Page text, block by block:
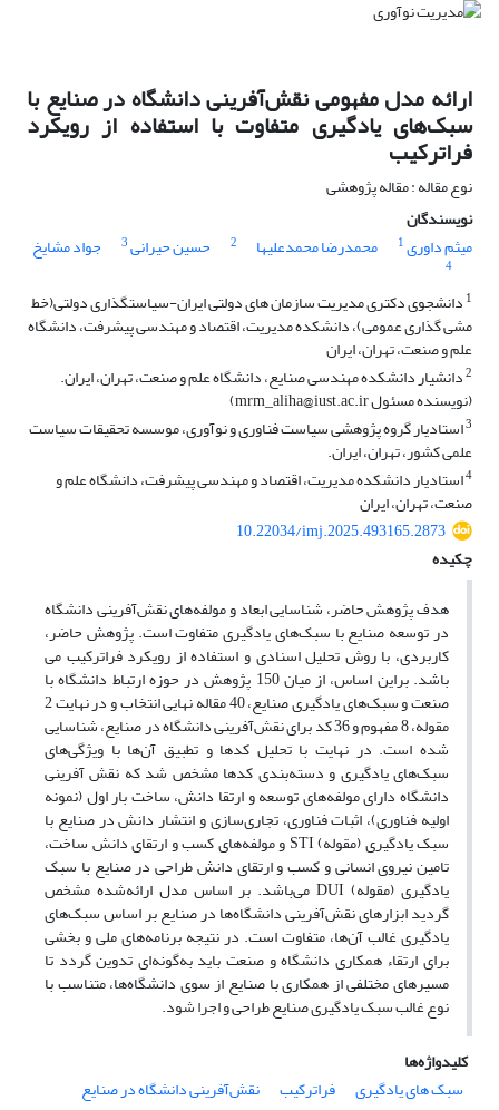
ارائه مدل مفهومی نقش‌آفرینی دانشگاه در صنایع با
سبک‌های یادگیری متفاوت با استفاده از رویکرد
فراترکیب
نوع مقاله : مقاله پژوهشی
نویسندگان
میثم داوری1 محمدرضا محمدعلیها 2 حسین حیرانی3 جواد مشایخ
4
1 دانشجوی دکتری مدیریت سازمان های دولتی ایران-سیاستگذاری دولتی(خط
مشی گذاری عمومی)، دانشکده مدیریت، اقتصاد و مهندسی پیشرفت، دانشگاه
علم و صنعت، تهران، ایران
2دانشیار دانشکده مهندسی صنایع، دانشگاه علم و صنعت، تهران، ایران.
(نویسنده مسئول mrm_aliha@iust.ac.ir)
3استادیار گروه پژوهشی سیاست فناوری و نوآوری، موسسه تحقیقات سیاست
علمی کشور، تهران، ایران.
4استادیار دانشکده مدیریت، اقتصاد و مهندسی پیشرفت، دانشگاه علم و
صنعت، تهران، ایران
10.22034/imj.2025.493165.2873
چکیده
هدف پژوهش حاضر، شناسایی ابعاد و مولفه‌های نقش‌آفرینی دانشگاه
در توسعه صنایع با سبک‌های یادگیری متفاوت است. پژوهش حاضر،
کاربردی، با روش تحلیل اسنادی و استفاده از رویکرد فراترکیب می
باشد. براین اساس، از میان 150 پژوهش در حوزه ارتباط دانشگاه با
صنعت و سبک‌های یادگیری صنایع، 40 مقاله نهایی انتخاب و در نهایت 2
مقوله، 8 مفهوم و 36 کد برای نقش‌آفرینی دانشگاه در صنایع، شناسایی
شده است. در نهایت با تحلیل کدها و تطبیق آن‌ها با ویژگی‌های
سبک‌‌های یادگیری و دسته‌بندی کدها مشخص شد که نقش آفرینی
دانشگاه دارای مولفه‌های توسعه و ارتقا دانش، ساخت بار اول (نمونه
اولیه فناوری)، اثبات فناوری، تجاری‌سازی و انتشار دانش در صنایع با
سبک یادگیری (مقوله) STI و مولفه‌های کسب و ارتقای دانش ساخت،
تامین نیروی انسانی و کسب و ارتقای دانش طراحی در صنایع با سبک
یادگیری (مقوله) DUI می‌باشد. بر اساس مدل ارائه‌شده مشخص
گردید ابزارهای نقش‌آفرینی دانشگاه‌ها در صنایع بر اساس سبک‌های
یادگیری غالب آن‌ها، متفاوت است. در نتیجه برنامه‌های ملی و بخشی
برای ارتقاء همکاری دانشگاه و صنعت باید به‌گونه‌ای تدوین گردد تا
مسیرهای مختلفی از همکاری با صنایع از سوی دانشگاه‌ها، متناسب با
نوع غالب سبک یادگیری صنایع طراحی و اجرا شود.
کلیدواژه‌ها
سبک های یادگیری
فراترکیب
نقش‌آفرینی دانشگاه در صنایع